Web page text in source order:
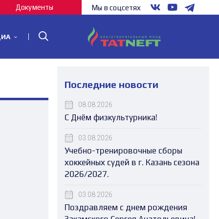
Документы Мы в соцсетях
Последние новости
08.08.2026
С Днём физкультурника!
03.08.2026
Учебно-тренировочные сборы
хоккейных судей в г. Казань сезона
2026/2027.
03.08.2026
Поздравляем с днем рождения